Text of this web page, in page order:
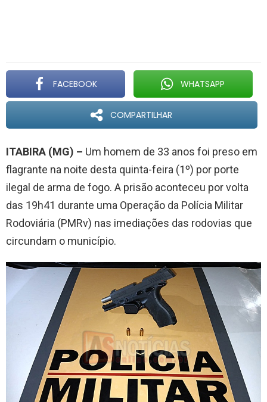
FACEBOOK WHATSAPP
COMPARTILHAR
ITABIRA (MG) – Um homem de 33 anos foi preso em
flagrante na noite desta quinta-feira (1º) por porte
ilegal de arma de fogo. A prisão aconteceu por volta
das 19h41 durante uma Operação da Polícia Militar
Rodoviária (PMRv) nas imediações das rodovias que
circundam o município.